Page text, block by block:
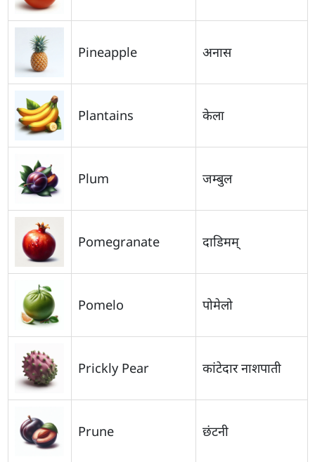
Pineapple अनास
Plantains केला
Plum जम्बुल
Pomegranate दाडिमम्
Pomelo पोमेलो
Prickly Pear कांटेदार नाशपाती
Prune छंटनी